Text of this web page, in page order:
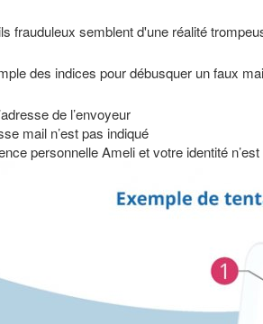
frauduleux semblent d'une réalité
des indices pour débusquer un faux
de l’envoyeur
mail n’est pas indiqué
personnelle Ameli et votre identité